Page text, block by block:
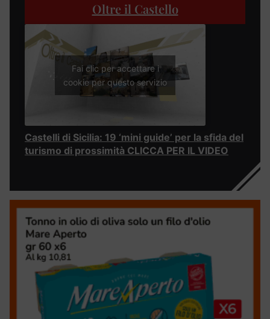
Oltre il Castello
Fai clic per accettare i
cookie per questo servizio
Castelli di Sicilia: 19 ‘mini guide’ per la sfida del
turismo di prossimità CLICCA PER IL VIDEO